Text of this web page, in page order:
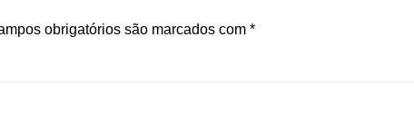
obrigatórios são marcados com *